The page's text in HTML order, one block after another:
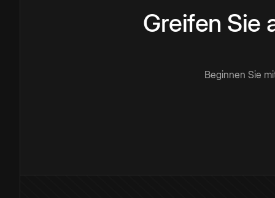
Greifen Sie
Beginnen Sie